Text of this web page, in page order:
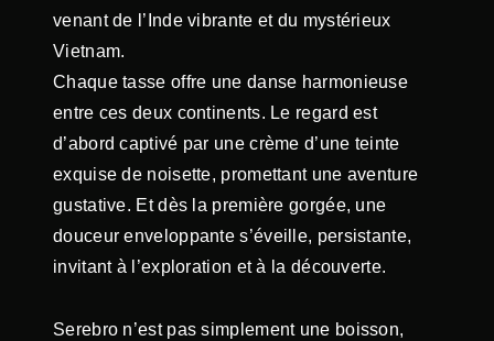
venant de l’Inde vibrante et du mystérieux
Vietnam.
Chaque tasse offre une danse harmonieuse
entre ces deux continents. Le regard est
d’abord captivé par une crème d’une teinte
exquise de noisette, promettant une aventure
gustative. Et dès la première gorgée, une
douceur enveloppante s’éveille, persistante,
invitant à l’exploration et à la découverte.
Serebro n’est pas simplement une boisson,